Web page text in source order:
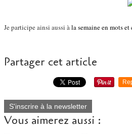
Je participe ainsi aussi àla semaine en mots et
Partager cet article
S'inscrire à la newsletter
Vous aimerez aussi :